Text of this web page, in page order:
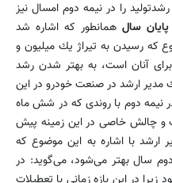
را در نیمه دوم امسال نیز
سال همانطور كه اشاره شد
كه رسیدن به تیراژ یك میلیون و
برای آنان است، به بهتر شدن رشد
مدیر ارشد در صنعت خودرو در این
نیمه دوم با روندی كه در شش ماه
و چالش خاصی در این زمینه پیش
ارشد با اشاره به این موضوع كه
دوم سال بهتر می‌شود، می‌گوید: در